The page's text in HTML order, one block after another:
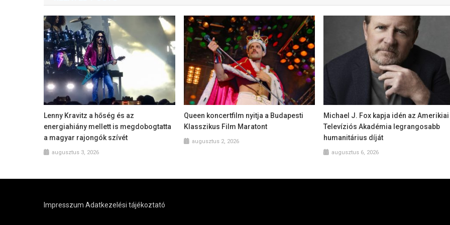
Lenny Kravitz a hőség és az
energiahiány mellett is megdobogtatta
a magyar rajongók szívét
augusztus 3, 2026
Queen koncertfilm nyitja a Budapesti
Klasszikus Film Maratont
augusztus 2, 2026
Michael J. Fox kapja idén az Amerikiai
Televíziós Akadémia legrangosabb
humanitárius díját
augusztus 6, 2026
Impresszum Adatkezelési tájékoztató